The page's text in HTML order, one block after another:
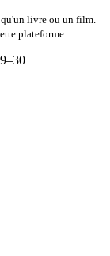
livre ou un film.
plateforme.